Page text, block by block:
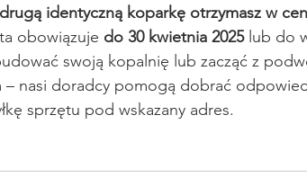
drugą identyczną koparkę otrzymasz w
obowiązuje do 30 kwietnia 2025 lub do
swoją kopalnię lub zacząć z
– nasi doradcy pomogą dobrać
sprzętu pod wskazany adres.